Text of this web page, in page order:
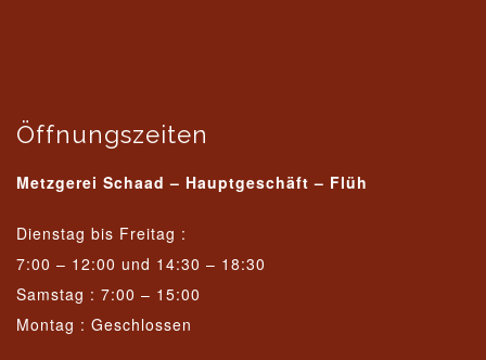
Öffnungszeiten
Metzgerei Schaad – Hauptgeschäft – Flüh
Dienstag bis Freitag :
7:00 – 12:00 und 14:30 – 18:30
Samstag : 7:00 – 15:00
Montag : Geschlossen